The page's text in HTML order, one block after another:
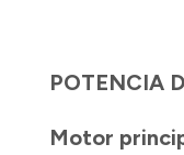
POTENCIA
Motor